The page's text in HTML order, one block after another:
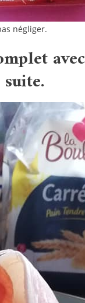
négliger.